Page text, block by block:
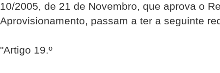
10/2005, de 21 de Novembro, que aprova o
Aprovisionamento, passam a ter a seguinte
"Artigo 19.º